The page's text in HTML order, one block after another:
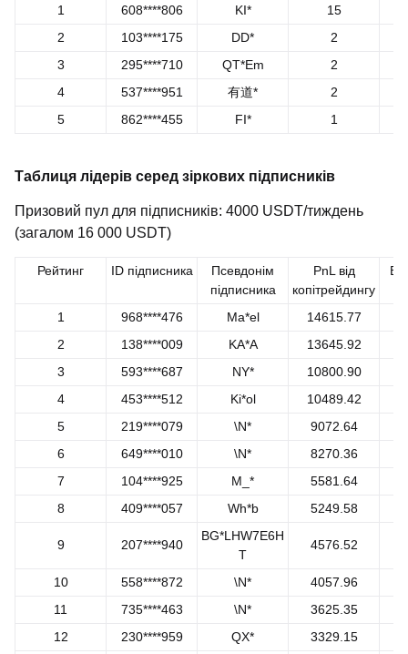
1 608****806 KI*
15
2
103****175 DD*
2
3
295****710 QT*Em
2
4
537****951 有道*
2
5
862****455 FI* 1
Таблиця лідерів серед зіркових підписників
Призовий пул для підписників: 4000 USDT/тиждень
(загалом 16 000 USDT)
Рейтинг ID підписника
Псевдонім
підписника
PnL від
копітрейдингу
1 968****476 Ma*el 14615.77
2
138****009 KA*A 13645.92
3
593****687 NY* 10800.90
4
453****512 Ki*ol 10489.42
5
219****079 \N* 9072.64
6
649****010 \N* 8270.36
7
104****925 M_* 5581.64
8
409****057 Wh*b 5249.58
9 207****940
BG*LHW7E6H
T
4576.52
10 558****872 \N*
4057.96
11
735****463 \N*
3625.35
12
230****959 QX*
3329.15